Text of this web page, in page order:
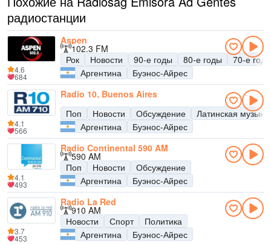
радиостанции
Aspen
102.3 FM
Рок
Новости 90-е годы 80-е годы
70-е годы
Аргентина
Буэнос-Айрес
4.6
684
Radio 10, Buenos Aires
Поп
Новости Обсуждение
Латинская музыка
Аргентина
Буэнос-Айрес
4.1
566
Radio Continental 590 AM
590 AM
Поп
Новости
Обсуждение
Аргентина
Буэнос-Айрес
4.1
493
Radio La Red
910 AM
Новости
Спорт
Политика
Аргентина
Буэнос-Айрес
3.7
453